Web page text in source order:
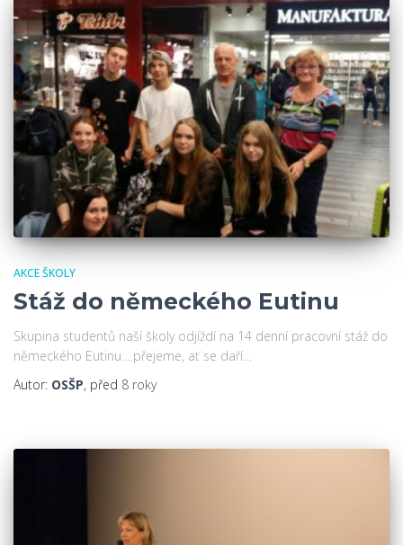
AKCE ŠKOLY
Stáž do německého Eutinu
Skupina studentů naší školy odjíždí na 14 denní pracovní stáž do
německého Eutinu….přejeme, ať se daří…
Autor: OSŠP, před 8 roky